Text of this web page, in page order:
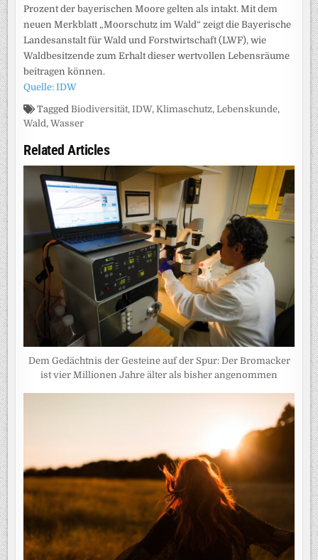
Prozent der bayerischen Moore gelten als intakt. Mit dem
neuen Merkblatt „Moorschutz im Wald“ zeigt die Bayerische
Landesanstalt für Wald und Forstwirtschaft (LWF), wie
Waldbesitzende zum Erhalt dieser wertvollen Lebensräume
beitragen können.
Quelle: IDW
TaggedBiodiversität,IDW,Klimaschutz,Lebenskunde,
Wald,Wasser
Related Articles
Dem Gedächtnis der Gesteine auf der Spur: Der Bromacker
ist vier Millionen Jahre älter als bisher angenommen